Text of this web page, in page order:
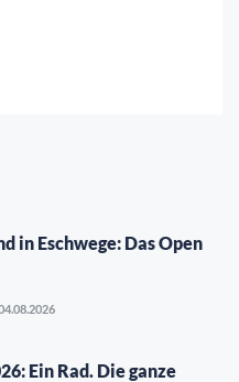
in Eschwege: Das Open
Ein Rad. Die ganze